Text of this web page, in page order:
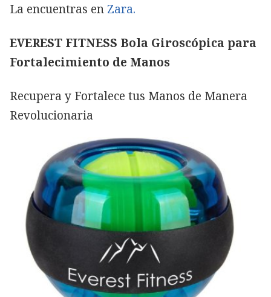
La encuentras en Zara.
EVEREST FITNESS Bola Giroscópica para
Fortalecimiento de Manos
Recupera y Fortalece tus Manos de Manera
Revolucionaria